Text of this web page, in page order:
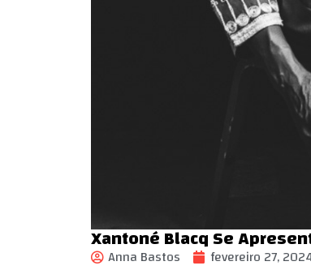
Xantoné Blacq Se
Anna Bastos
fevereiro 27,